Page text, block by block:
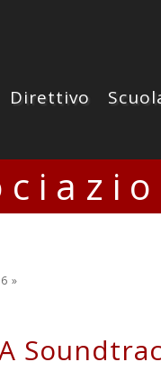
Direttivo
»